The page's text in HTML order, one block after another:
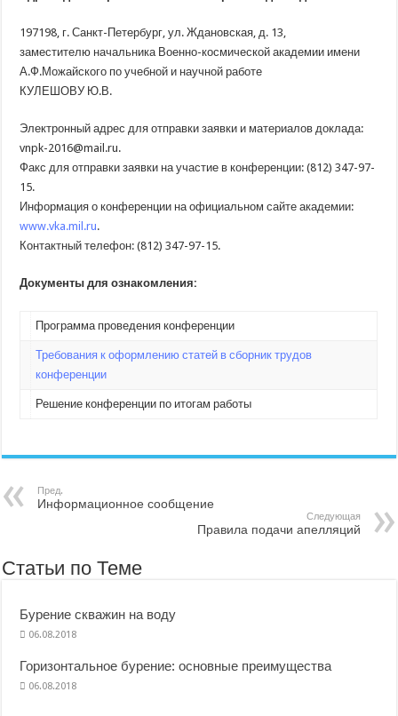
197198, г. Санкт-Петербург, ул. Ждановская, д. 13,
заместителю начальника Военно-космической академии имени
А.Ф.Можайского по учебной и научной работе
КУЛЕШОВУ Ю.В.
Электронный адрес для отправки заявки и материалов доклада:
vnpk-2016@mail.ru.
Факс для отправки заявки на участие в конференции: (812) 347-97-
15.
Информация о конференции на официальном сайте академии:
www.vka.mil.ru.
Контактный телефон: (812) 347-97-15.
Документы для ознакомления:
Программа проведения конференции
Требования к оформлению статей в сборник трудов
конференции
Решение конференции по итогам работы
Пред.
Информационное сообщение
Следующая
Правила подачи апелляций
Статьи по Теме
Бурение скважин на воду
06.08.2018
Горизонтальное бурение: основные преимущества
06.08.2018